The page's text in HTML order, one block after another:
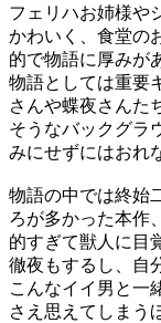
フェリハお姉様や
かわいく、食堂の
的で物語に厚みが
物語としては重要
さんや蝶夜さんた
そうなバックグラ
みにせずにはおれ
物語の中では終始
ろが多かった本作
的すぎて獣人に目
徹夜もするし、自
こんなイイ男と一
さえ思えてしまう